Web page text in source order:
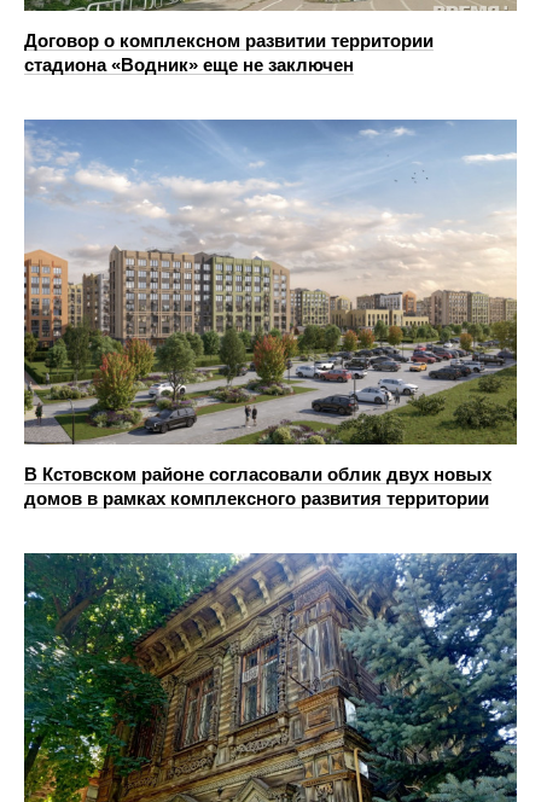
Договор о комплексном развитии территории
стадиона «Водник» еще не заключен
В Кстовском районе согласовали облик двух новых
домов в рамках комплексного развития территории